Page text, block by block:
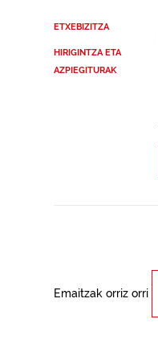
ETXEBIZITZA
HIRIGINTZA ETA
AZPIEGITURAK
Emaitzak orriz orri